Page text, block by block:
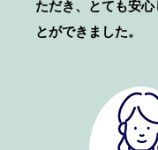
ただき、とても安心
とができました。